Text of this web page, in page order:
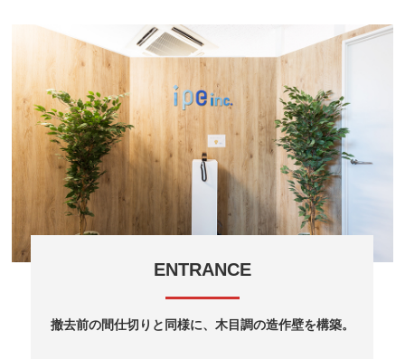
ENTRANCE
撤去前の間仕切りと同様に、木目調の造作壁を構築。